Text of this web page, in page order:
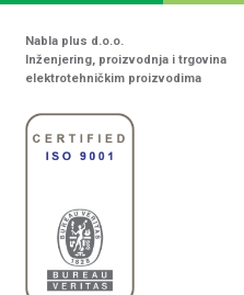
Nabla plus d.o.o.
Inženjering, proizvodnja i trgovina
elektrotehničkim proizvodima